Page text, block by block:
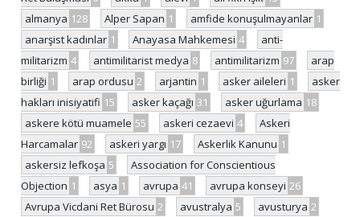
almanya 128 Alper Sapan 1 amfide konuşulmayanlar 1
anarşist kadınlar 1 Anayasa Mahkemesi 4
anti-
militarizm 4 antimilitarist medya 8 antimilitarizm 97
arap
birliği 1 arap ordusu 2 arjantin 1 asker aileleri 1
asker
hakları inisiyatifi 15 asker kaçağı 31 asker uğurlama 18
askere kötü muamele 55 askeri cezaevi 4
Askeri
Harcamalar 92 askeri yargı 17 Askerlik Kanunu 1
askersiz lefkoşa 5
Association for Conscientious
Objection 1 asya 1 avrupa 41 avrupa konseyi 26
Avrupa Vicdani Ret Bürosu 2 avustralya 5 avusturya 2